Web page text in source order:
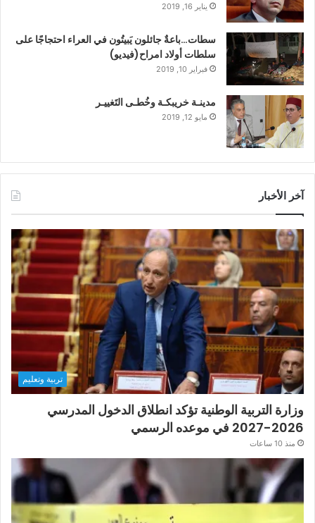
يناير 16, 2019
سطات…باعةٌ جائلون يَبيتُون في العراء احتجاجًا على
سلطات أولاد امراح(فيديو)
فبراير 10, 2019
مدينـة خريبكـة وخُطـى التَغييـر
مايو 12, 2019
آخر الأخبار
تربية وتعليم
وزارة التربية الوطنية تؤكد انطلاق الدخول المدرسي
2026-2027 في موعده الرسمي
منذ 10 ساعات